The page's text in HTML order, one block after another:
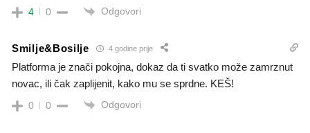
4 0 Odgovori
Smilje&Bosilje 4 godine prije
Platforma je znači pokojna, dokaz da ti svatko može zamrznut
novac, ili čak zaplijenit, kako mu se sprdne. KEŠ!
0 0 Odgovori